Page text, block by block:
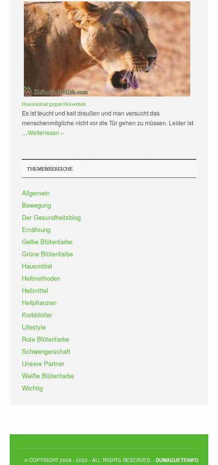
Hausmittel gegen Heiserkeit
Es ist feucht und kalt draußen und man versucht das
menschenmögliche nicht vor die Tür gehen zu müssen. Leider ist
…Weiterlesen »
THEMENBEREICHE
Allgemein
Bewegung
Der Gesundheitsblog
Ernährung
Gelbe Blütenfarbe
Grüne Blütenfarbe
Hausmittel
Heilmethoden
Heilmittel
Heilpflanzen
Korbblütler
Lifestyle
Rote Blütenfarbe
Schwangerschaft
Unsere Partner
Weiße Blütenfarbe
Wichtig
© COPYRIGHT 2008 - 2020 - ALL RIGHTS RESERVED. - DUMAGUETEINFO